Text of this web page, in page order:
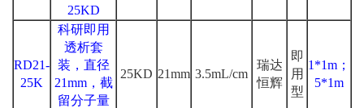
25KD
RD21-
25K
科研即用
透析套
装，直径
21mm，截
留分子量
25KD 21mm 3.5mL/cm
瑞达
恒辉
即
用
型
1*1m；
5*1m